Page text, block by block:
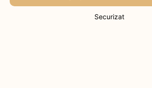
Securizat